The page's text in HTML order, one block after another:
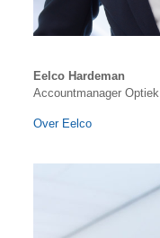
Eelco Hardeman
Accountmanager Optiek
Over Eelco